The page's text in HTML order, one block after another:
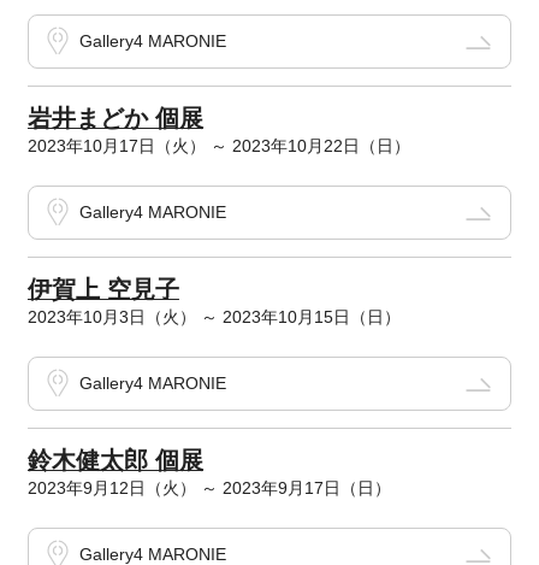
Gallery4 MARONIE
岩井まどか 個展
2023年10月17日（火） ～ 2023年10月22日（日）
Gallery4 MARONIE
伊賀上 空見子
2023年10月3日（火） ～ 2023年10月15日（日）
Gallery4 MARONIE
鈴木健太郎 個展
2023年9月12日（火） ～ 2023年9月17日（日）
Gallery4 MARONIE